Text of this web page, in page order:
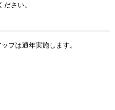
さい。
プは通年実施します。